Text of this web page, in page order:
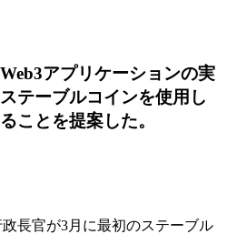
アプリケーションの実
テーブルコインを使用し
ことを提案した。
長官が3月に最初のステーブル